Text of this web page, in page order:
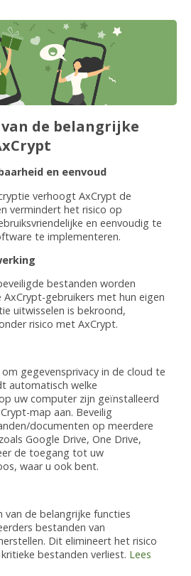
de belangrijke
en eenvoud
verhoogt AxCrypt de
vermindert het risico op
en eenvoudig te
te implementeren.
bestanden worden
gebruikers met hun eigen
uitwisselen is bekroond,
risico met AxCrypt.
gegevensprivacy in de cloud te
automatisch welke
uw computer zijn geïnstalleerd
map aan. Beveilig
documenten op meerdere
Google Drive, One Drive,
de toegang tot uw
waar u ook bent.
van de belangrijke functies
bestanden van
Dit elimineert het risico
bestanden verliest. Lees